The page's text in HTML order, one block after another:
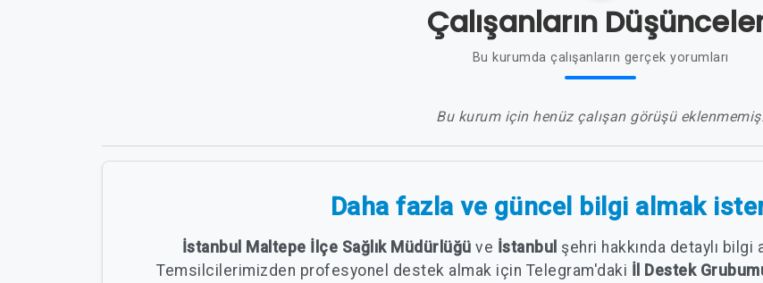
Çalışanların
Bu kurumda çalışanların gerçek yorumları
Bu kurum için henüz çalışan görüşü eklenmemiş.
Daha fazla ve güncel bilgi almak
İstanbul Maltepe İlçe Sağlık Müdürlüğü ve İstanbul şehri hakkında detaylı
Temsilcilerimizden profesyonel destek almak için Telegram'daki İl Destek